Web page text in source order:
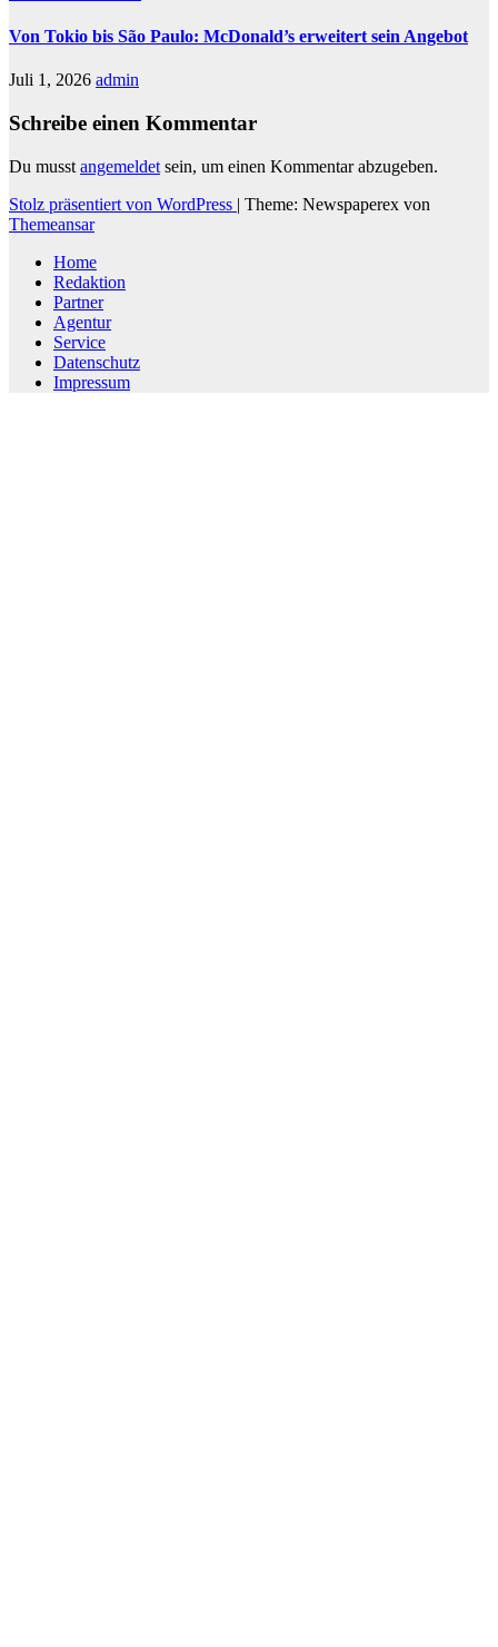
Von Tokio bis São Paulo: McDonald’s erweitert sein Angebot
Juli 1, 2026 admin
Schreibe einen Kommentar
Du musst angemeldet sein, um einen Kommentar abzugeben.
Stolz präsentiert von WordPress | Theme: Newspaperex von
Themeansar
Home
Redaktion
Partner
Agentur
Service
Datenschutz
Impressum